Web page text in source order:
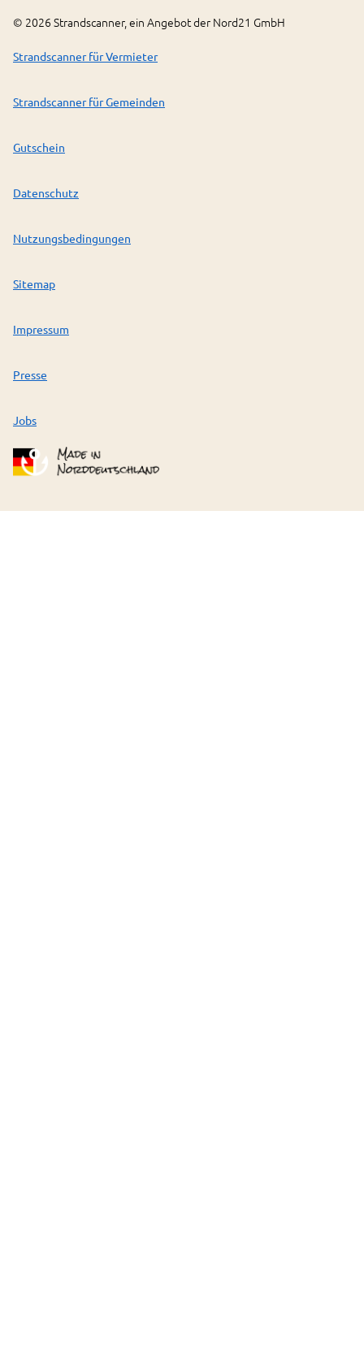
© 2026 Strandscanner, ein Angebot der Nord21 GmbH
Strandscanner für Vermieter
Strandscanner für Gemeinden
Gutschein
Datenschutz
Nutzungsbedingungen
Sitemap
Impressum
Presse
Jobs